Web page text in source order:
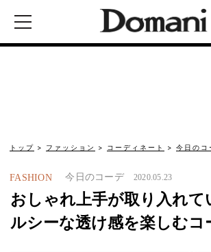
トップ ファッション コーディネート 今日のコ
FASHION 今日のコーデ 2020.05.23
おしゃれ上手が取り入れて
ルシーな透け感を楽しむコ